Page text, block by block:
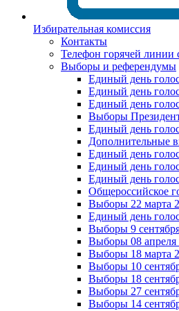
Избирательная комиссия
Контакты
Телефон горячей линии
Выборы и референдумы
Единый день
Единый день
Единый день
Выборы
Единый день
Дополнительные
Единый день
Единый день
Единый день
Общероссийское
Выборы 22 марта
Единый день
Выборы 9
Выборы 08 апреля
Выборы 18 марта
Выборы 10
Выборы 18
Выборы 27
Выборы 14